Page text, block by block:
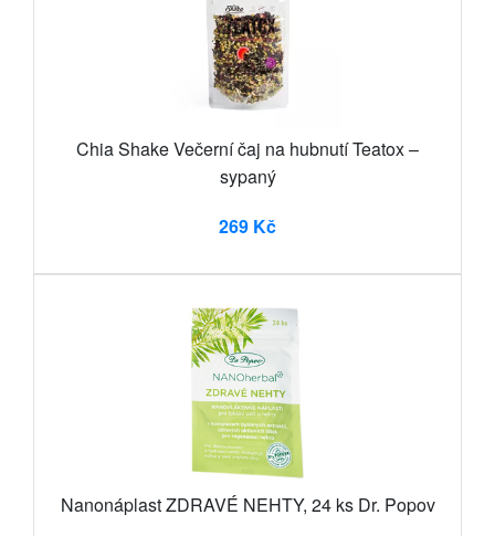
Chia Shake Večerní čaj na hubnutí Teatox –
sypaný
269 Kč
Nanonáplast ZDRAVÉ NEHTY, 24 ks Dr. Popov